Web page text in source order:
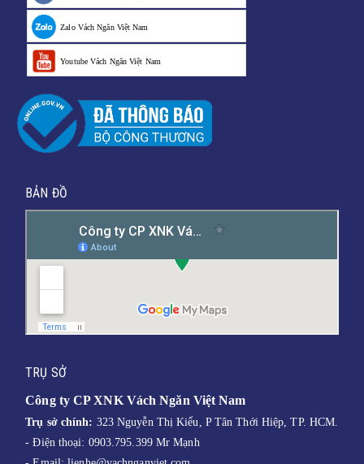
Zalo Vách Ngăn Việt Nam
Youtube Vách Ngăn Việt Nam
BẢN ĐỒ
TRỤ SỞ
Công ty CP XNK Vách Ngăn Việt Nam
Trụ sở chính: 323 Nguyễn Thị Kiểu, P Tân Thới Hiệp, TP. HCM.
- Điện thoại: 0903.795.399 Mr Mạnh